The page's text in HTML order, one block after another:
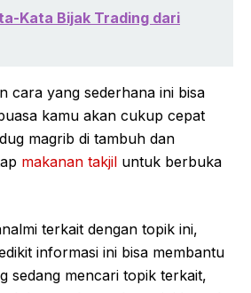
Kata Bijak Trading dari
cara yang sederhana ini bisa
kamu akan cukup cepat
magrib di tambuh dan
makanan takjil untuk berbuka
terkait dengan topik ini,
informasi ini bisa membantu
sedang mencari topik terkait,